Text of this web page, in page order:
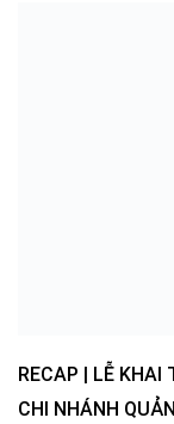
RECAP | LỄ KHAI
CHI NHÁNH